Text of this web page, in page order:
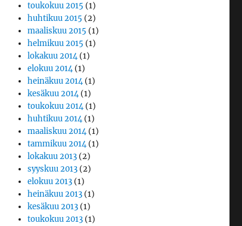
toukokuu 2015 (1)
huhtikuu 2015 (2)
maaliskuu 2015 (1)
helmikuu 2015 (1)
lokakuu 2014(1)
elokuu 2014(1)
heinäkuu 2014(1)
kesäkuu 2014(1)
toukokuu 2014(1)
huhtikuu 2014(1)
maaliskuu 2014(1)
tammikuu 2014(1)
lokakuu 2013 (2)
syyskuu 2013 (2)
elokuu 2013 (1)
heinäkuu 2013 (1)
kesäkuu 2013 (1)
toukokuu 2013 (1)